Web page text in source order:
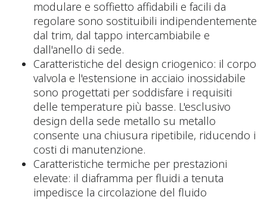
modulare e soffietto affidabili e facili da
regolare sono sostituibili indipendentemente
dal trim, dal tappo intercambiabile e
dall'anello di sede.
Caratteristiche del design criogenico: il corpo
valvola e l'estensione in acciaio inossidabile
sono progettati per soddisfare i requisiti
delle temperature più basse. L'esclusivo
design della sede metallo su metallo
consente una chiusura ripetibile, riducendo i
costi di manutenzione.
Caratteristiche termiche per prestazioni
elevate: il diaframma per fluidi a tenuta
impedisce la circolazione del fluido